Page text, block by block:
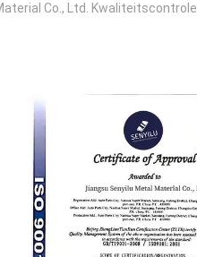
Co., Ltd. Kwaliteitscontrole